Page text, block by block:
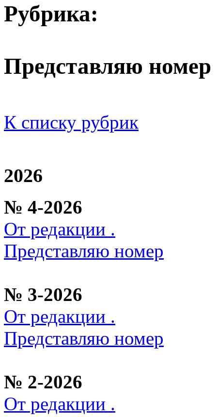
Рубрика:
Представляю номер
К списку рубрик
2026
№ 4-2026
От редакции .
Представляю номер
№ 3-2026
От редакции .
Представляю номер
№ 2-2026
От редакции .